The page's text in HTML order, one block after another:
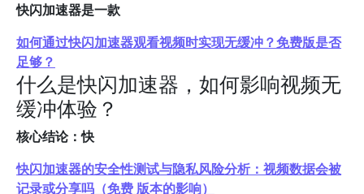
快闪加速器是一款
如何通过快闪加速器观看视频时实现无缓冲？免费版是否
足够？
什么是快闪加速器，如何影响视频无
缓冲体验？
核心结论：快
快闪加速器的安全性测试与隐私风险分析：视频数据会被
记录或分享吗（免费 版本的影响）